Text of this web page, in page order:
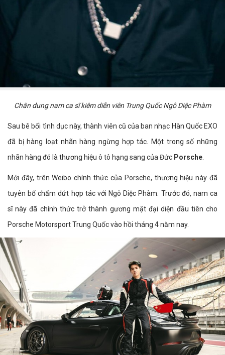
Chân dung nam ca sĩ kiêm diễn viên Trung Quốc Ngô Diệc Phàm
Sau bê bối tình dục này, thành viên cũ của ban nhạc Hàn Quốc EXO
đã bị hàng loạt nhãn hàng ngừng hợp tác. Một trong số những
nhãn hàng đó là thương hiệu ô tô hạng sang của Đức Porsche
Mới đây, trên Weibo chính thức của Porsche, thương hiệu này đã
tuyên bố chấm dứt hợp tác với Ngô Diệc Phàm. Trước đó, nam ca
sĩ này đã chính thức trở thành gương mặt đại diện đầu tiên cho
Porsche Motorsport Trung Quốc vào hồi tháng 4 năm nay.